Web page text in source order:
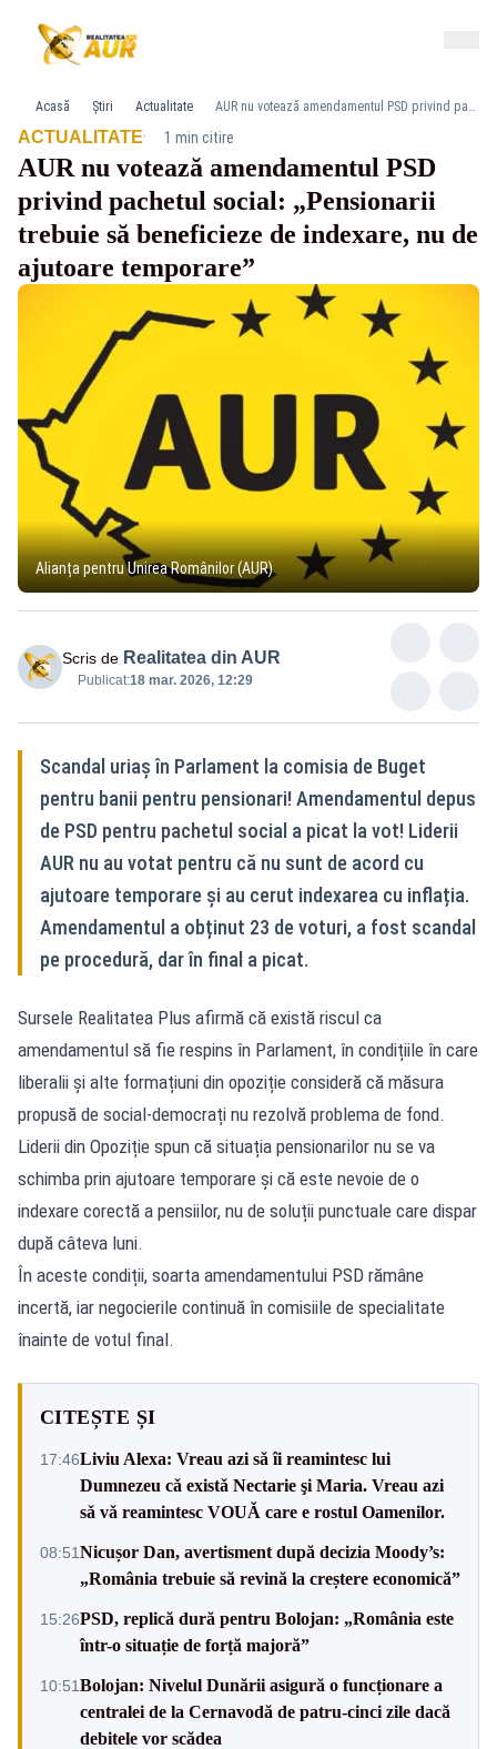
Acasă Știri Actualitate AUR nu votează amendamentul PSD privind pachetul social: „Pensionarii trebuie să beneficieze de indexare, nu de ajutoare temporare”
ACTUALITATE· 1 min citire
AUR nu votează amendamentul PSD
privind pachetul social: „Pensionarii
trebuie să beneficieze de indexare, nu de
ajutoare temporare”
Alianța pentru Unirea Românilor (AUR)
Scris de Realitatea din AUR
Publicat:18 mar. 2026, 12:29
Scandal uriaș în Parlament la comisia de Buget
pentru banii pentru pensionari! Amendamentul depus
de PSD pentru pachetul social a picat la vot! Liderii
AUR nu au votat pentru că nu sunt de acord cu
ajutoare temporare și au cerut indexarea cu inflația.
Amendamentul a obținut 23 de voturi, a fost scandal
pe procedură, dar în final a picat.
Sursele Realitatea Plus afirmă că există riscul ca
amendamentul să fie respins în Parlament, în condițiile în care
liberalii și alte formațiuni din opoziție consideră că măsura
propusă de social-democrați nu rezolvă problema de fond.
Liderii din Opoziție spun că situația pensionarilor nu se va
schimba prin ajutoare temporare și că este nevoie de o
indexare corectă a pensiilor, nu de soluții punctuale care dispar
după câteva luni.
În aceste condiții, soarta amendamentului PSD rămâne
incertă, iar negocierile continuă în comisiile de specialitate
înainte de votul final.
CITEȘTE ȘI
17:46Liviu Alexa: Vreau azi sǎ îi reamintesc lui
Dumnezeu cǎ existǎ Nectarie şi Maria. Vreau azi
sǎ vǎ reamintesc VOUǍ care e rostul Oamenilor.
08:51Nicușor Dan, avertisment după decizia Moody’s:
„România trebuie să revină la creștere economică”
15:26PSD, replică dură pentru Bolojan: „România este
într-o situație de forță majoră”
10:51Bolojan: Nivelul Dunării asigură o funcționare a
centralei de la Cernavodă de patru-cinci zile dacă
debitele vor scădea